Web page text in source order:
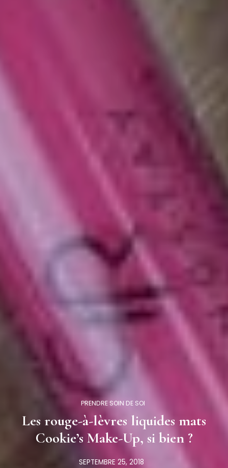
PRENDRE SOIN DE SOI
Les rouge-à-lèvres liquides mats
Cookie’s Make-Up, si bien ?
SEPTEMBRE 25, 2018